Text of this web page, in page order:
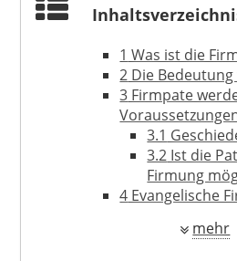
1 Was ist die
2 Die
3 Firmpate
3.1
3.2 Ist die
Firmung
4 Evangelische
Geschenkideen
mehr